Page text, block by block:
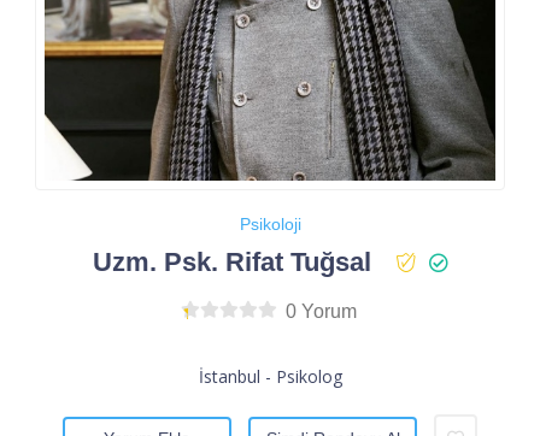
Psikoloji
Uzm. Psk. Rifat Tuğsal
0 Yorum
İstanbul - Psikolog